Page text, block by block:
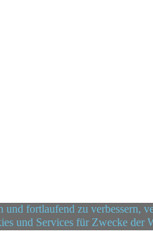
und fortlaufend zu
und Services für Zwecke der